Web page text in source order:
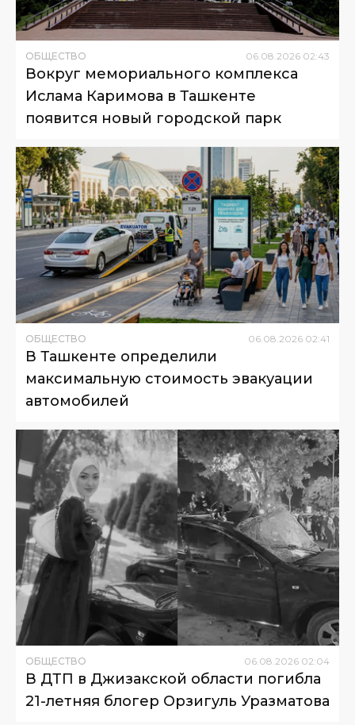
ОБЩЕСТВО 06 08 2026 02:43
Вокруг мемориального комплекса
Ислама Каримова в Ташкенте
появится новый городской парк
ОБЩЕСТВО 06.08.2026 02:41
В Ташкенте определили
максимальную стоимость эвакуации
автомобилей
ОБЩЕСТВО 06.08.2026 02:04
В ДТП в Джизакской области погибла
21-летняя блогер Орзигуль Уразматова